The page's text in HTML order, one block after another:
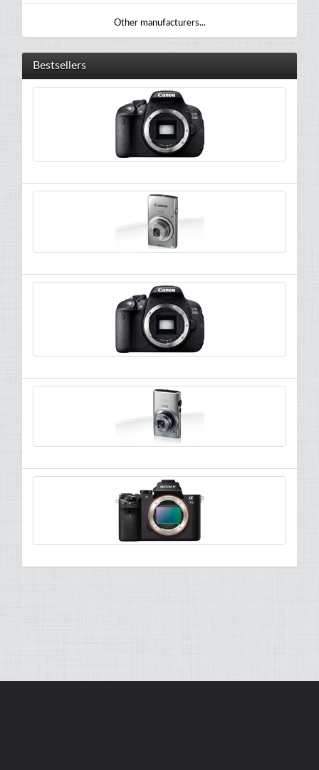
Other manufacturers...
Bestsellers